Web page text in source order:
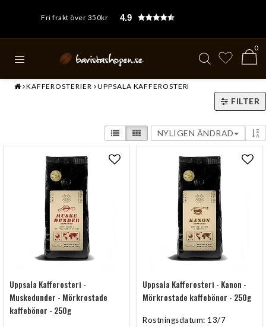
Fri frakt över 350kr 4.9
0
KAFFEROSTERIER UPPSALA KAFFEROSTERI
FILTER
NYLIGEN ÄNDRAD
Lägg till i favoritlistan
Uppsala Kafferosteri -
Muskedunder - Mörkrostade
kaffebönor - 250g
Uppsala Kafferosteri - Kanon -
Mörkrostade kaffebönor - 250g
Rostningsdatum: 13/7